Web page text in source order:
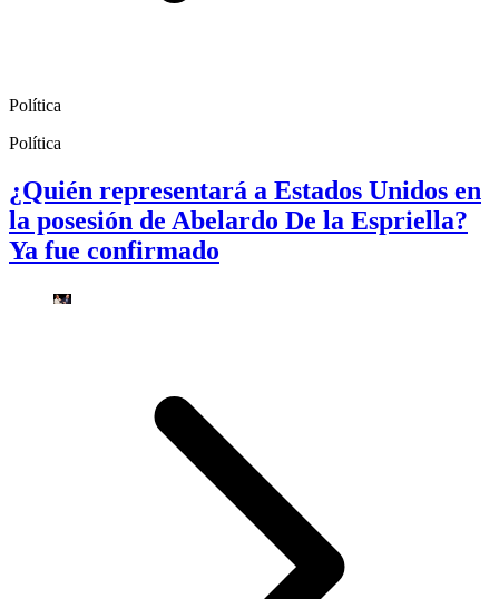
Política
Política
¿Quién representará a Estados Unidos en
la posesión de Abelardo De la Espriella?
Ya fue confirmado